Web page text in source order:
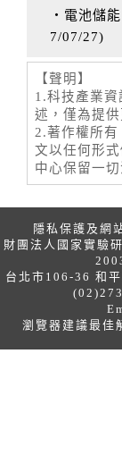
‧電池儲
7/07/27)
【聲明】
1.科技產業
述，僅為提
2.著作權所
文以任何形
中心保留一
隱私保護及網
財團法人國家實驗
台北市106-36 和
瀏覽器建議最佳